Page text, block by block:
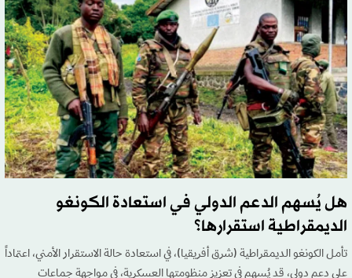
هل يُسهم الدعم الدولي في استعادة الكونغو
الديمقراطية استقرارها؟
تأمل الكونغو الديمقراطية (شرق أفريقيا)، في استعادة حالة الاستقرار الأمني، اعتماداً
على دعم دولي، قد يُسهم في تعزيز منظومتها العسكرية، في مواجهة جماعات